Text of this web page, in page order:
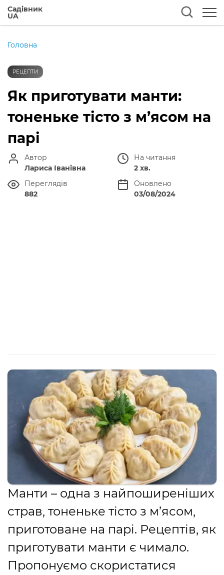
Садівник
UA
Головна
РЕЦЕПТИ
Як приготувати манти:
тоненьке тісто з м’ясом на
парі
Автор
Лариса Іванівна
На читання
2 хв.
Переглядів
882
Оновлено
03/08/2024
Манти – одна з найпоширеніших
страв, тоненьке тісто з м’ясом,
приготоване на парі. Рецептів, як
приготувати манти є чимало.
Пропонуємо скористатися